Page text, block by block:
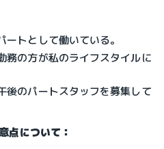
トとして働いている。
務の方が私のライフスタイルに
後のパートスタッフを募集して
点について：